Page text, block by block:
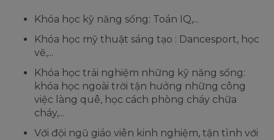
Khóa học kỹ năng sống: Toán IQ,...
Khóa học mỹ thuật sáng tạo : Dancesport, học
vẽ,...
Khóa học trải nghiệm những kỹ năng sống:
khóa học ngoài trời tận hưởng những công
việc làng quê, học cách phòng cháy chữa
cháy,...
Với đội ngũ giáo viên kinh nghiệm, tận tình với